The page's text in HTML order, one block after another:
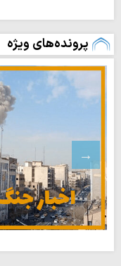
پرونده‌های ویژه